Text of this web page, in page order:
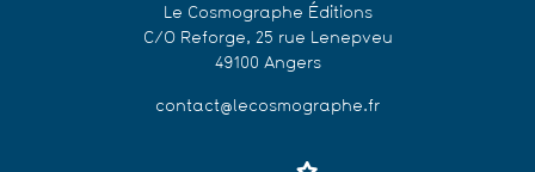
Le Cosmographe Éditions
C/O Reforge, 25 rue Lenepveu
49100 Angers
contact@lecosmographe.fr